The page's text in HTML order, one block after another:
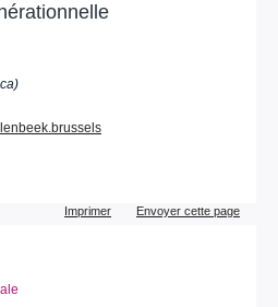
Imprimer Envoyer cette page